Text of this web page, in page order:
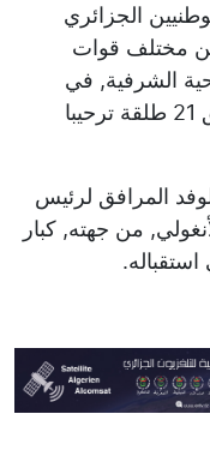
الجزائري
مختلف قوات
الشرفية, في
الوقت الذي كانت فيه المدفعية تطلق 21 طلقة ترحيبا
المرافق لرئيس
من جهته, كبار